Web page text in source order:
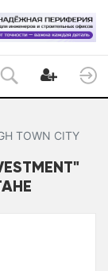
TOWN CITY